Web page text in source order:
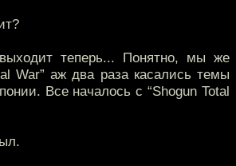
теперь... Понятно, мы же
War” аж два раза касались темы
Все началось с “Shogun Total